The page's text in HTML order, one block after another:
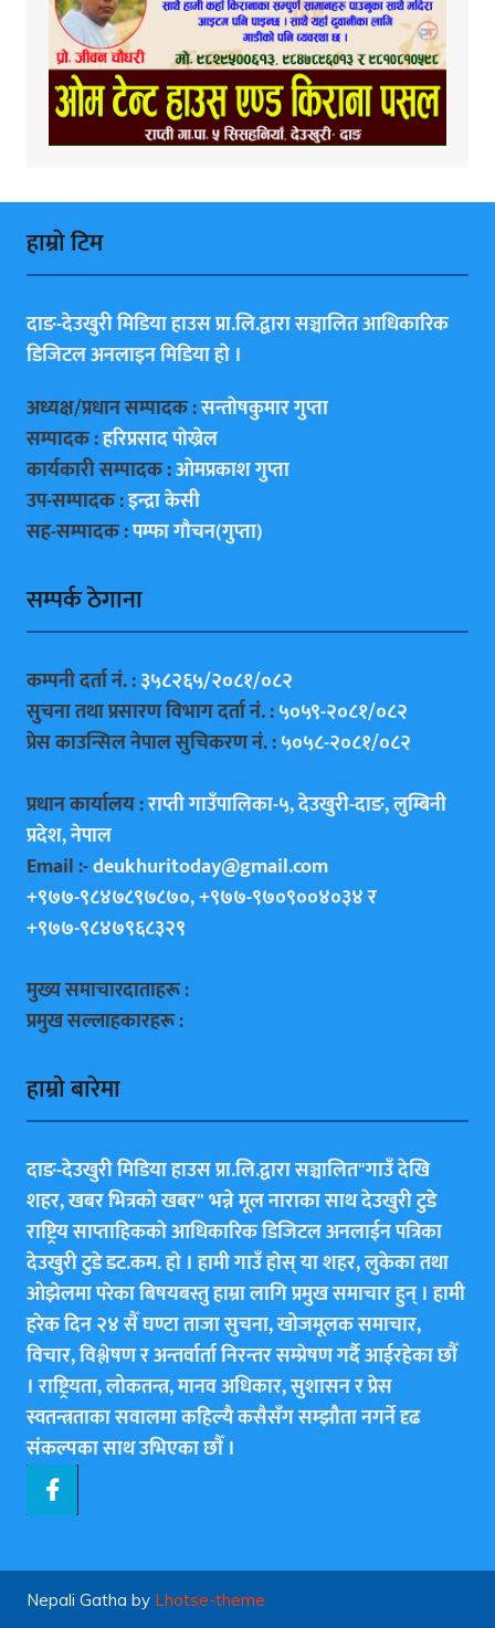
हाम्राे टिम
दाङ-देउखुरी मिडिया हाउस प्रा.लि.द्वारा सञ्चालित आधिकारिक
डिजिटल अनलाइन मिडिया हाे ।
अध्यक्ष/प्रधान सम्पादक :सन्ताेषकुमार गुप्ता
सम्पादक :हरिप्रसाद पाेख्रेल
कार्यकारी सम्पादक :ओमप्रकाश गुप्ता
उप-सम्पादक :इन्द्रा केसी
सह-सम्पादक :पम्फा गाैचन(गुप्ता)
सम्पर्क ठेगाना
कम्पनी दर्ता नं. :३५८२६५/२०८१/०८२
सुचना तथा प्रसारण विभाग दर्ता नं. :५०५९-२०८१/०८२
प्रेस काउन्सिल नेपाल सुचिकरण नं. :५०५८-२०८१/०८२
प्रधान कार्यालय :राप्ती गाउँपालिका-५, देउखुरी-दाङ, लुम्बिनी
प्रदेश, नेपाल
Email :-deukhuritoday@gmail.com
+९७७-९८४७८९७८७०, +९७७-९७०९००४०३४ र
+९७७-९८४७९६८३२९
मुख्य समाचारदाताहरू :
प्रमुख सल्लाहकारहरू :
हाम्राे बारेमा
दाङ-देउखुरी मिडिया हाउस प्रा.लि.द्वारा सञ्चालित"गाउँ देखि
शहर, खबर भित्रकाे खबर" भन्ने मूल नाराका साथ देउखुरी टुडे
राष्ट्रिय साप्ताहिककाे आधिकारिक डिजिटल अनलाईन पत्रिका
देउखुरी टुडे डट.कम. हाे । हामी गाउँ हाेस् या शहर, लुकेका तथा
ओझेलमा परेका बिषयबस्तु हाम्रा लागि प्रमुख समाचार हुन् । हामी
हरेक दिन २४ सैँ घण्टा ताजा सुचना, खोजमूलक समाचार,
विचार, विश्लेषण र अन्तर्वार्ता निरन्तर सम्प्रेषण गर्दै आईरहेका छाैँ
। राष्ट्रियता, लोकतन्त्र, मानव अधिकार, सुशासन र प्रेस
स्वतन्त्रताका सवालमा कहिल्यै कसैसँग सम्झौता नगर्ने दृढ
संकल्पका साथ उभिएका छाैँ ।
Nepali Gatha by Lhotse-theme